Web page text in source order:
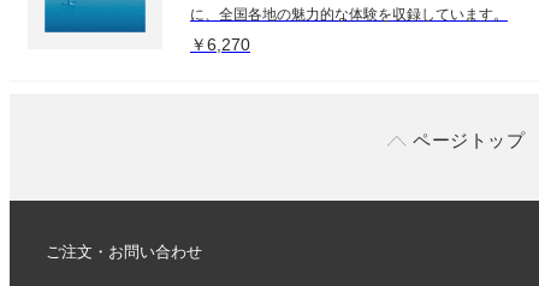
に、全国各地の魅力的な体験を収録しています。
￥6,270
ページトップ
ご注文・お問い合わせ